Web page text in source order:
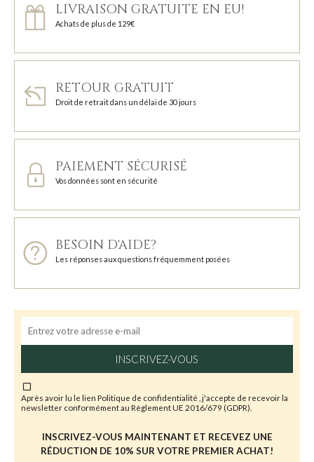
LIVRAISON GRATUITE EN EU!
Achats de plus de 129€
RETOUR GRATUIT
Droit de retrait dans un délai de 30 jours
PAIEMENT SÉCURISÉ
Vos données sont en sécurité
BESOIN D'AIDE?
Les réponses aux questions fréquemment posées
INSCRIVEZ-VOUS
Après avoir lu le lien Politique de confidentialité , j'accepte de recevoir la
newsletter conformément au Règlement UE 2016/679 (GDPR).
INSCRIVEZ-VOUS MAINTENANT ET RECEVEZ UNE
RÉDUCTION DE 10% SUR VOTRE PREMIER ACHAT!